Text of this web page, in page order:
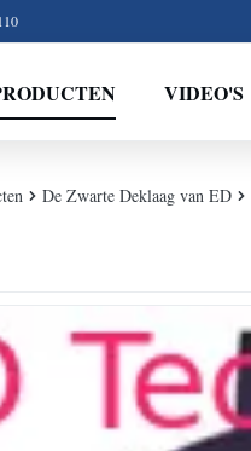
VIDEO'S
De Zwarte Deklaag van ED